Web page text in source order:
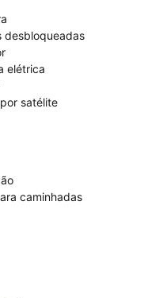
desbloqueadas
elétrica
satélite
caminhadas